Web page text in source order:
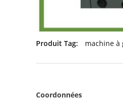
Produit Tag: machine à
Coordonnées